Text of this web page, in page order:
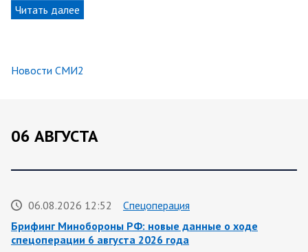
Читать далее
Новости СМИ2
06 АВГУСТА
06.08.2026 12:52
Спецоперация
Брифинг Минобороны РФ: новые данные о ходе
спецоперации 6 августа 2026 года